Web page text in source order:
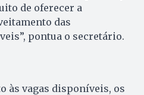
de oferecer a
das
pontua o secretário.
às vagas disponíveis, os